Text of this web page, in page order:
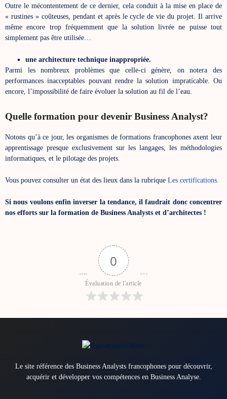
Outre le mécontentement de ce dernier, cela conduit à la mise en place de
« rustines » coûteuses, pendant et après le cycle de vie du projet. Il arrive
même encore trop fréquemment que la solution livrée ne puisse tout
simplement pas être utilisée…
une architecture technique inappropriée.
Parmi les nombreux problèmes que celle-ci génère, on notera des
performances inacceptables pouvant rendre la solution impraticable. Ou
encore, l’impossibilité de faire évoluer la solution au fil de l’eau.
Quelle formation pour devenir Business Analyst?
Notons qu’à ce jour, les organismes de formations francophones axent leur
apprentissage presque exclusivement sur les langages, les méthodologies
informatiques, et le pilotage des projets.
Vous pouvez consulter un état des lieux dans la rubrique Les certifications.
Si nous voulons enfin inverser la tendance, il faudrait donc concentrer
nos efforts sur la formation de Business Analysts et d’architectes !
0
Évaluation de l'article
Le site référence des Business Analysts francophones pour découvrir,
acquérir et développer vos compétences en Business Analyse.